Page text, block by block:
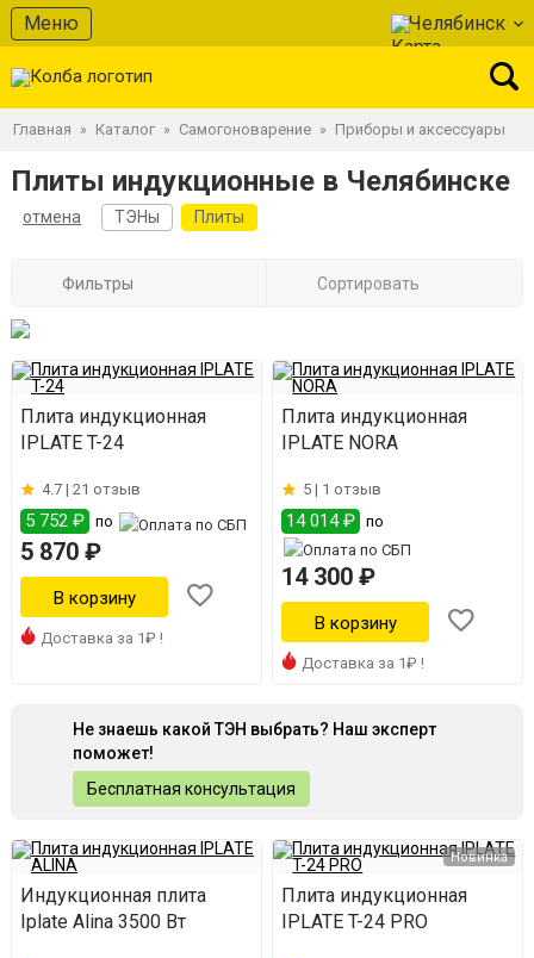
Меню Челябинск
Главная » Каталог » Самогоноварение » Приборы и аксессуары
Плиты индукционные в Челябинске
отмена ТЭНы Плиты
Фильтры Сортировать
Плита индукционная
IPLATE T-24
4.7 | 21 отзыв
5 752 ₽ по
5 870 ₽
Доставка за 1₽ !
Плита индукционная
IPLATE NORA
5 | 1 отзыв
14 014 ₽ по
14 300 ₽
Доставка за 1₽ !
Не знаешь какой ТЭН выбрать? Наш эксперт
поможет!
Бесплатная консультация
Индукционная плита
Iplate Alina 3500 Вт
Новинка
Плита индукционная
IPLATE T-24 PRO